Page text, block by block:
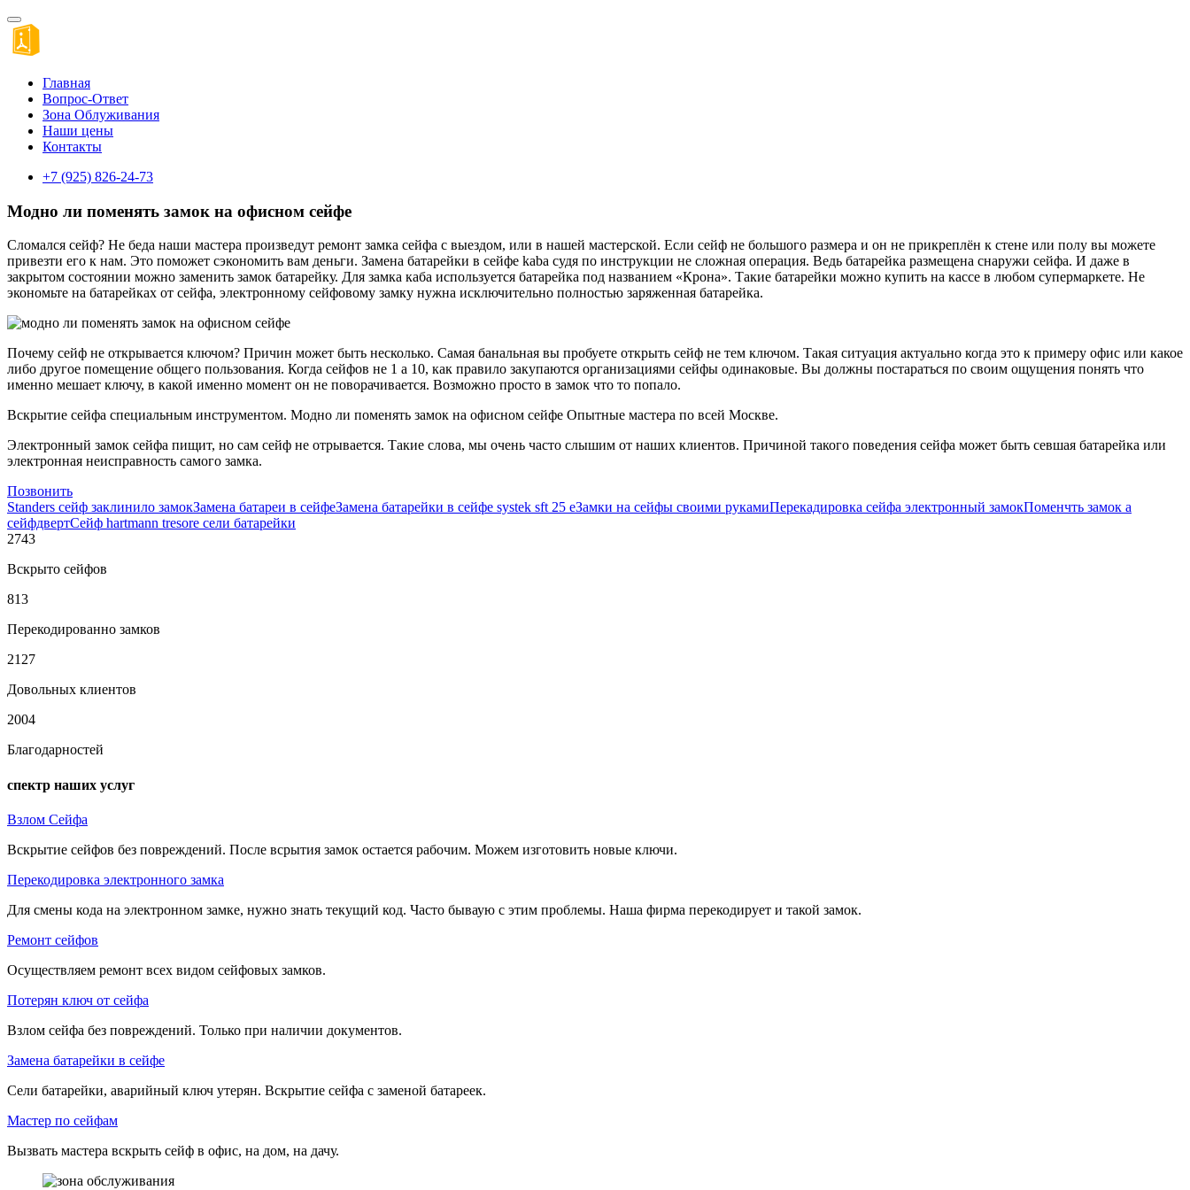
Главная
Вопрос-Ответ
Зона Облуживания
Наши цены
Контакты
+7 (925) 826-24-73
Модно ли поменять замок на офисном сейфе
Сломался сейф? Не беда наши мастера произведут ремонт замка сейфа с выездом, или в нашей мастерской. Если сейф не большого размера и он не прикреплён к стене или полу вы можете
привезти его к нам. Это поможет сэкономить вам деньги. Замена батарейки в сейфе kaba судя по инструкции не сложная операция. Ведь батарейка размещена снаружи сейфа. И даже в
закрытом состоянии можно заменить замок батарейку. Для замка каба используется батарейка под названием «Крона». Такие батарейки можно купить на кассе в любом супермаркете. Не
экономьте на батарейках от сейфа, электронному сейфовому замку нужна исключительно полностью заряженная батарейка.
Почему сейф не открывается ключом? Причин может быть несколько. Самая банальная вы пробуете открыть сейф не тем ключом. Такая ситуация актуально когда это к примеру офис или какое
либо другое помещение общего пользования. Когда сейфов не 1 а 10, как правило закупаются организациями сейфы одинаковые. Вы должны постараться по своим ощущения понять что
именно мешает ключу, в какой именно момент он не поворачивается. Возможно просто в замок что то попало.
Вскрытие сейфа специальным инструментом. Модно ли поменять замок на офисном сейфе Опытные мастера по всей Москве.
Электронный замок сейфа пищит, но сам сейф не отрывается. Такие слова, мы очень часто слышим от наших клиентов. Причиной такого поведения сейфа может быть севшая батарейка или
электронная неисправность самого замка.
Позвонить
Standers сейф заклинило замокЗамена батареи в сейфеЗамена батарейки в сейфе systek sft 25 eЗамки на сейфы своими рукамиПерекадировка сейфа электронный замокПоменчть замок а
сейфдвертСейф hartmann tresore сели батарейки
2743
Вскрыто сейфов
813
Перекодированно замков
2127
Довольных клиентов
2004
Благодарностей
спектр наших услуг
Взлом Сейфа
Вскрытие сейфов без повреждений. После всрытия замок остается рабочим. Можем изготовить новые ключи.
Перекодировка электронного замка
Для смены кода на электронном замке, нужно знать текущий код. Часто бываую с этим проблемы. Наша фирма перекодирует и такой замок.
Ремонт сейфов
Осуществляем ремонт всех видом сейфовых замков.
Потерян ключ от сейфа
Взлом сейфа без повреждений. Только при наличии документов.
Замена батарейки в сейфе
Сели батарейки, аварийный ключ утерян. Вскрытие сейфа с заменой батареек.
Мастер по сейфам
Вызвать мастера вскрыть сейф в офис, на дом, на дачу.